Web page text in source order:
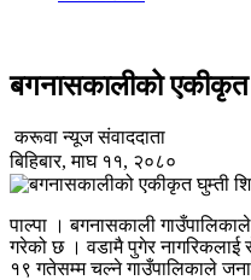
बगनासकालीको एकीकृत
करूवा न्यूज संवाददाता
बिहिबार, माघ ११, २०८०
पाल्पा । बगनासकाली
गरेको छ । वडामै पुगेर नागरिकलाई
१९ गतेसम्म चल्ने गाउँपालिकाले